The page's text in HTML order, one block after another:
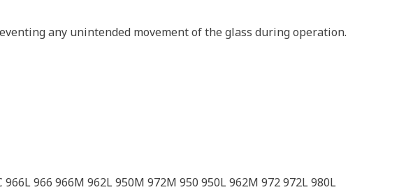
any unintended movement of the glass during operation.
966L 966 966M 962L 950M 972M 950 950L 962M 972 972L 980L